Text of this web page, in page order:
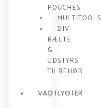
POUCHES
MULTITOOLS
DIV.
BÆLTE
&
UDSTYRS
TILBEHØR
VAGTLYGTER